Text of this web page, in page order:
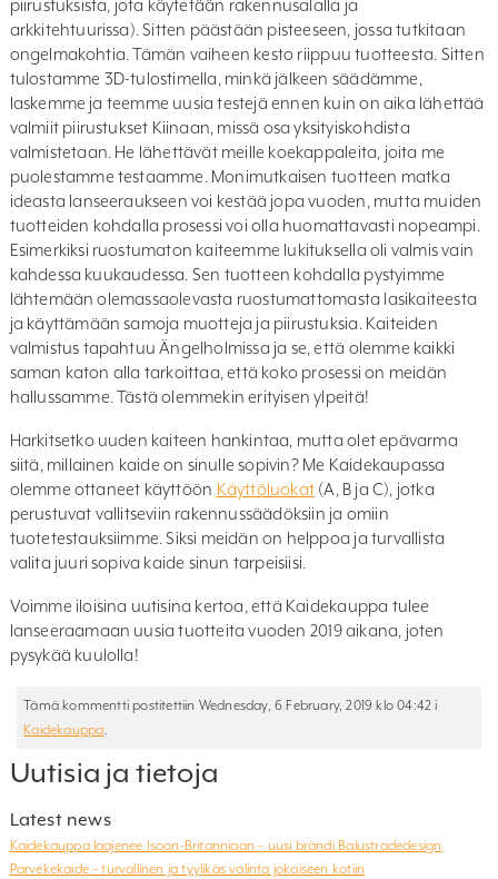
piirustuksista, jota käytetään rakennusalalla ja
arkkitehtuurissa). Sitten päästään pisteeseen, jossa tutkitaan
ongelmakohtia. Tämän vaiheen kesto riippuu tuotteesta. Sitten
tulostamme 3D-tulostimella, minkä jälkeen säädämme,
laskemme ja teemme uusia testejä ennen kuin on aika lähettää
valmiit piirustukset Kiinaan, missä osa yksityiskohdista
valmistetaan. He lähettävät meille koekappaleita, joita me
puolestamme testaamme. Monimutkaisen tuotteen matka
ideasta lanseeraukseen voi kestää jopa vuoden, mutta muiden
tuotteiden kohdalla prosessi voi olla huomattavasti nopeampi.
Esimerkiksi ruostumaton kaiteemme lukituksella oli valmis vain
kahdessa kuukaudessa. Sen tuotteen kohdalla pystyimme
lähtemään olemassaolevasta ruostumattomasta lasikaiteesta
ja käyttämään samoja muotteja ja piirustuksia. Kaiteiden
valmistus tapahtuu Ängelholmissa ja se, että olemme kaikki
saman katon alla tarkoittaa, että koko prosessi on meidän
hallussamme. Tästä olemmekin erityisen ylpeitä!
Harkitsetko uuden kaiteen hankintaa, mutta olet epävarma
siitä, millainen kaide on sinulle sopivin? Me Kaidekaupassa
olemme ottaneet käyttöön Käyttöluokat(A, B ja C), jotka
perustuvat vallitseviin rakennussäädöksiin ja omiin
tuotetestauksiimme. Siksi meidän on helppoa ja turvallista
valita juuri sopiva kaide sinun tarpeisiisi.
Voimme iloisina uutisina kertoa, että Kaidekauppa tulee
lanseeraamaan uusia tuotteita vuoden 2019 aikana, joten
pysykää kuulolla!
Tämä kommentti postitettiin Wednesday, 6 February, 2019 klo 04:42 i
Kaidekauppa
Uutisia ja tietoja
Latest news
Kaidekauppa laajenee Isoon-Britanniaan – uusi brändi Balustradedesign
Parvekekaide – turvallinen ja tyylikäs valinta jokaiseen kotiin